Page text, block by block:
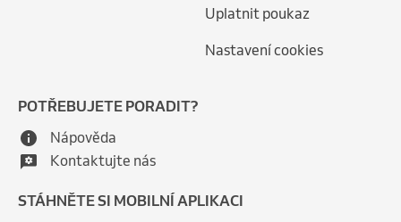
Uplatnit poukaz
Nastavení cookies
POTŘEBUJETE PORADIT?
Nápověda
Kontaktujte nás
STÁHNĚTE SI MOBILNÍ APLIKACI